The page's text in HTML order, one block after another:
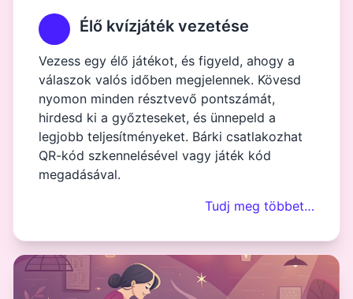
Élő kvízjáték vezetése
Vezess egy élő játékot, és figyeld, ahogy a
válaszok valós időben megjelennek. Kövesd
nyomon minden résztvevő pontszámát,
hirdesd ki a győzteseket, és ünnepeld a
legjobb teljesítményeket. Bárki csatlakozhat
QR-kód szkennelésével vagy játék kód
megadásával.
Tudj meg többet…